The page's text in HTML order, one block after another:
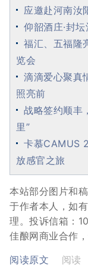
应邀赴河南汝
仰韶酒庄·封
福汇、五福隆
览会
滴滴爱心聚真
照亮前
战略签约顺丰
里”
卡慕CAMUS
放感官之旅
本站部分图片和
于作者本人，如
理。投诉信箱：
佳酿网商业合作，
阅读原文
阅读